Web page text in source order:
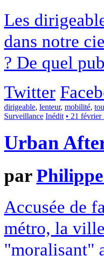
Les
dans notre
? De quel
Twitter
dirigeable, lenteur, mobilité,
Surveillance Inédit • 21 février
Urban
par
Accusée de
métro, la
"moralisant"